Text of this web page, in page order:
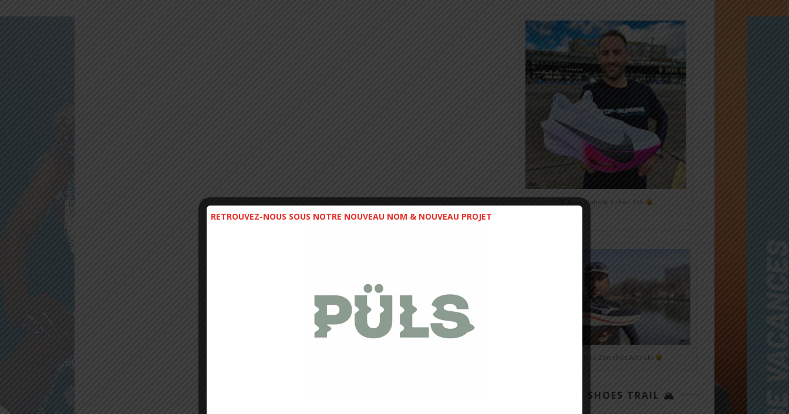
Nike Alphafly 3 chez T4R
Mizuno Neo Zen chez Alltricks
TOP 3 SHOES TRAIL 🏔
RETROUVEZ-NOUS SOUS NOTRE NOUVEAU NOM & NOUVEAU PROJET